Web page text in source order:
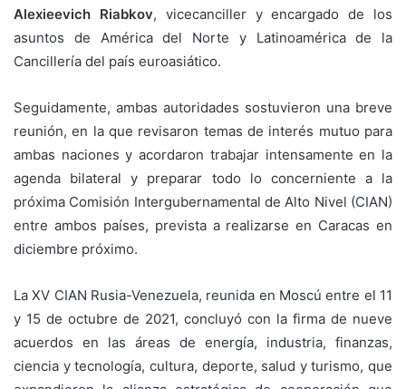
Alexieevich Riabkov, vicecanciller y encargado de los
asuntos de América del Norte y Latinoamérica de la
Cancillería del país euroasiático.
Seguidamente, ambas autoridades sostuvieron una breve
reunión, en la que revisaron temas de interés mutuo para
ambas naciones y acordaron trabajar intensamente en la
agenda bilateral y preparar todo lo concerniente a la
próxima Comisión Intergubernamental de Alto Nivel (CIAN)
entre ambos países, prevista a realizarse en Caracas en
diciembre próximo.
La XV CIAN Rusia-Venezuela, reunida en Moscú entre el 11
y 15 de octubre de 2021, concluyó con la firma de nueve
acuerdos en las áreas de energía, industria, finanzas,
ciencia y tecnología, cultura, deporte, salud y turismo, que